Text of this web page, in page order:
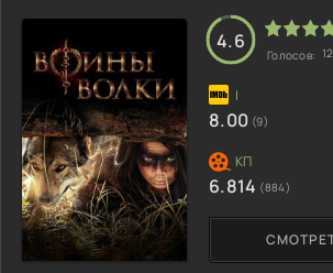
4.6
Голосов: 12
8.00 (9)
6.814 (884)